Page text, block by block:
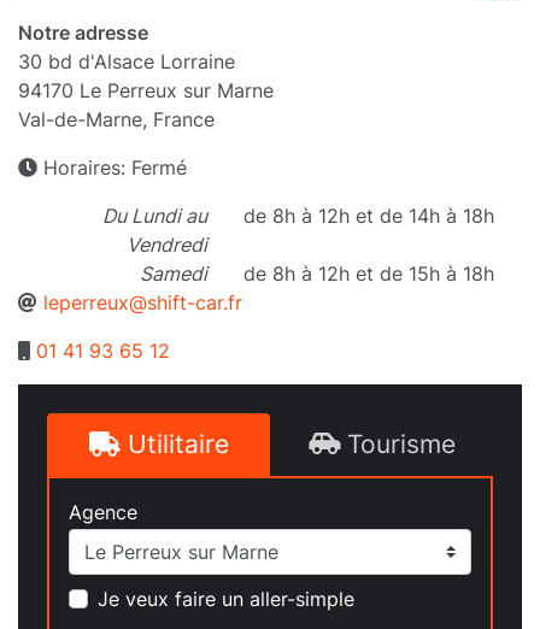
Notre adresse
30 bd d'Alsace Lorraine
94170 Le Perreux sur Marne
Val-de-Marne, France
Horaires: Fermé
Du Lundi au
Vendredi
de 8h à 12h et de 14h à 18h
Samedi
de 8h à 12h et de 15h à 18h
leperreux@shift-car.fr
01 41 93 65 12
Utilitaire Tourisme
Agence
Je veux faire un aller-simple